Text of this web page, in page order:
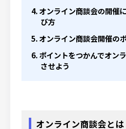
オンライン商談会の開催
び方
オンライン商談会開催の
ポイントをつかんでオン
させよう
オンライン商談会とは